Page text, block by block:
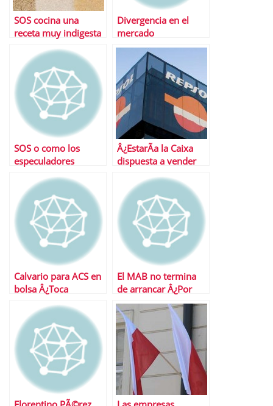
SOS cocina una
receta muy indigesta
Divergencia en el
mercado
inmobiliario: las
empresas suben en
bolsa pero los pisos
bajan
SOS o como los
especuladores
EspaÃ±a
Â¿EstarÃ­a la Caixa
dispuesta a vender
Calvario para ACS en
bolsa Â¿Toca
autocartera?
El MAB no termina
de arrancar Â¿Por
quÃ©?